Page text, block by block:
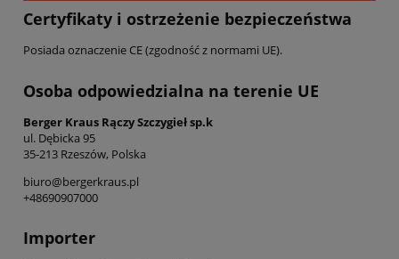
Certyfikaty i ostrzeżenie bezpieczeństwa
Posiada oznaczenie CE (zgodność z normami UE).
Osoba odpowiedzialna na terenie UE
Berger Kraus Rączy Szczygieł sp.k
ul. Dębicka 95
35-213 Rzeszów, Polska
biuro@bergerkraus.pl
+48690907000
Importer